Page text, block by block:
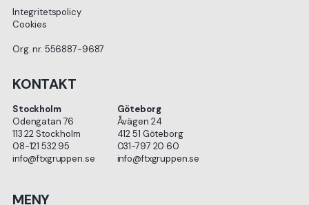
Integritetspolicy
Cookies
Org. nr. 556887-9687
KONTAKT
Stockholm
Odengatan 76
113 22 Stockholm
08-121 532 95
info@ftxgruppen.se
Göteborg
Åvägen 24
412 51 Göteborg
031-797 20 60
info@ftxgruppen.se
MENY